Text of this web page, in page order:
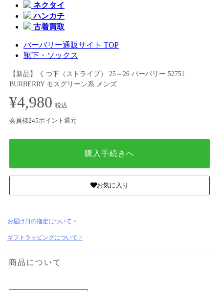
ネクタイ
ハンカチ
古着買取
バーバリー通販サイト TOP
靴下・ソックス
【新品】 くつ下（ストライプ） 25～26 バーバリー 52751
BURBERRY モスグリーン系 メンズ
¥4,980 税込
会員様245ポイント還元
購入手続きへ
お気に入り
お届け日の指定について >
ギフトラッピングについて >
商品について